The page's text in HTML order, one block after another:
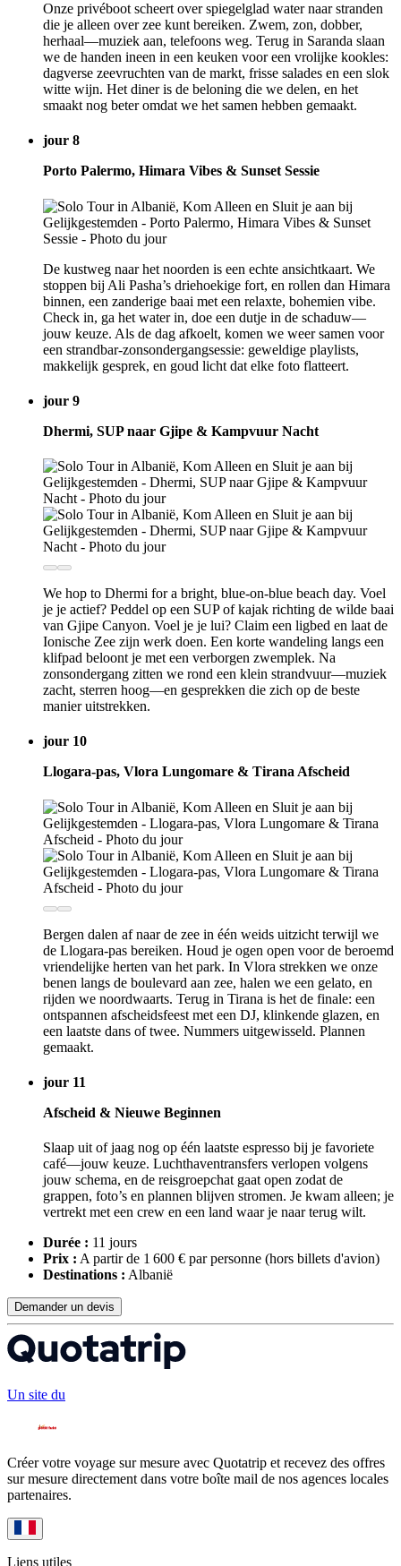
Onze privéboot scheert over spiegelglad water naar stranden
die je alleen over zee kunt bereiken. Zwem, zon, dobber,
herhaal—muziek aan, telefoons weg. Terug in Saranda slaan
we de handen ineen in een keuken voor een vrolijke kookles:
dagverse zeevruchten van de markt, frisse salades en een slok
witte wijn. Het diner is de beloning die we delen, en het
smaakt nog beter omdat we het samen hebben gemaakt.
jour 8
Porto Palermo, Himara Vibes & Sunset Sessie
De kustweg naar het noorden is een echte ansichtkaart. We
stoppen bij Ali Pasha’s driehoekige fort, en rollen dan Himara
binnen, een zanderige baai met een relaxte, bohemien vibe.
Check in, ga het water in, doe een dutje in de schaduw—
jouw keuze. Als de dag afkoelt, komen we weer samen voor
een strandbar-zonsondergangsessie: geweldige playlists,
makkelijk gesprek, en goud licht dat elke foto flatteert.
jour 9
Dhermi, SUP naar Gjipe & Kampvuur Nacht
We hop to Dhermi for a bright, blue-on-blue beach day. Voel
je je actief? Peddel op een SUP of kajak richting de wilde baai
van Gjipe Canyon. Voel je je lui? Claim een ligbed en laat de
Ionische Zee zijn werk doen. Een korte wandeling langs een
klifpad beloont je met een verborgen zwemplek. Na
zonsondergang zitten we rond een klein strandvuur—muziek
zacht, sterren hoog—en gesprekken die zich op de beste
manier uitstrekken.
jour 10
Llogara-pas, Vlora Lungomare & Tirana Afscheid
Bergen dalen af naar de zee in één weids uitzicht terwijl we
de Llogara-pas bereiken. Houd je ogen open voor de beroemd
vriendelijke herten van het park. In Vlora strekken we onze
benen langs de boulevard aan zee, halen we een gelato, en
rijden we noordwaarts. Terug in Tirana is het de finale: een
ontspannen afscheidsfeest met een DJ, klinkende glazen, en
een laatste dans of twee. Nummers uitgewisseld. Plannen
gemaakt.
jour 11
Afscheid & Nieuwe Beginnen
Slaap uit of jaag nog op één laatste espresso bij je favoriete
café—jouw keuze. Luchthaventransfers verlopen volgens
jouw schema, en de reisgroepchat gaat open zodat de
grappen, foto’s en plannen blijven stromen. Je kwam alleen; je
vertrekt met een crew en een land waar je naar terug wilt.
Durée : 11 jours
Prix : A partir de 1 600 € par personne (hors billets d'avion)
Destinations : Albanië
Demander un devis
Un site du
Créer votre voyage sur mesure avec Quotatrip et recevez des offres
sur mesure directement dans votre boîte mail de nos agences locales
partenaires.
Liens utiles